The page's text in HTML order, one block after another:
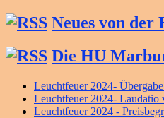
Neues von der
Die HU
Leuchtfeuer 2024-
Leuchtfeuer 2024-
Leuchtfeuer 2024 -